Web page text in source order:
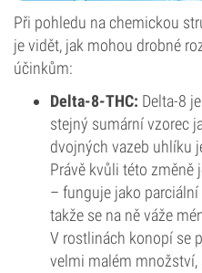
Při pohledu na chemickou
je vidět, jak mohou drobné
účinkům:
Delta-8-THC: Delta-8
stejný sumární vzorec
dvojných vazeb uhlíku
Právě kvůli této změně
– funguje jako
takže se na ně váže
V rostlinách konopí se
velmi malém množství,